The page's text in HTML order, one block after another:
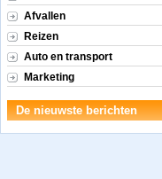
Afvallen
Reizen
Auto en transport
Marketing
De nieuwste berichten